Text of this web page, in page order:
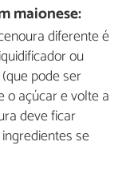
maionese:
diferente é
ou
pode ser
o açúcar e volte a
deve ficar
se